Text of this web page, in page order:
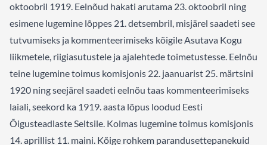
oktoobril 1919. Eelnõud hakati arutama 23. oktoobril ning
esimene lugemine lõppes 21. detsembril, misjärel saadeti see
tutvumiseks ja kommenteerimiseks kõigile Asutava Kogu
liikmetele, riigiasutustele ja ajalehtede toimetustesse. Eelnõu
teine lugemine toimus komisjonis 22. jaanuarist 25. märtsini
1920 ning seejärel saadeti eelnõu taas kommenteerimiseks
laiali, seekord ka 1919. aasta lõpus loodud Eesti
Õigusteadlaste Seltsile. Kolmas lugemine toimus komisjonis
14. aprillist 11. maini. Kõige rohkem parandusettepanekuid